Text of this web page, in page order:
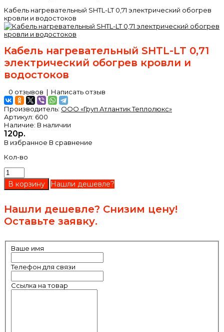
Кабель нагревательный SHTL-LT 0,71 электрический обогрев
кровли и водостоков
Кабель нагревательный SHTL-LT 0,71
электрический обогрев кровли и
водостоков
0 отзывов | Написать отзыв
Производитель: ООО «Груп Атлантик Теплолюкс»
Артикул: 600
Наличие: В наличии
120р.
В избранное В сравнение
Кол-во
Нашли дешевле?
Нашли дешевле? Снизим цену!
Оставьте заявку.
Ваше имя
Телефон для связи
Ссылка на товар